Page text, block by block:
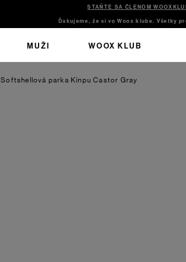
STAŇTE SA ČLENOM
Ďakujeme, že si vo Woox klube. Všetky
MUŽI WOOX KLUB
Softshellová parka KinpuCastor Gray